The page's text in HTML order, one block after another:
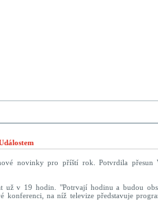
novinky pro příští rok. Potvrdila přesun
už v 19 hodin. "Potrvají hodinu a budou
konferenci, na níž televize představuje